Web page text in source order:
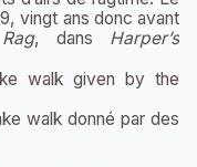
vingt ans donc avant
, dans Harper’s
walk given by the
walk donné par des